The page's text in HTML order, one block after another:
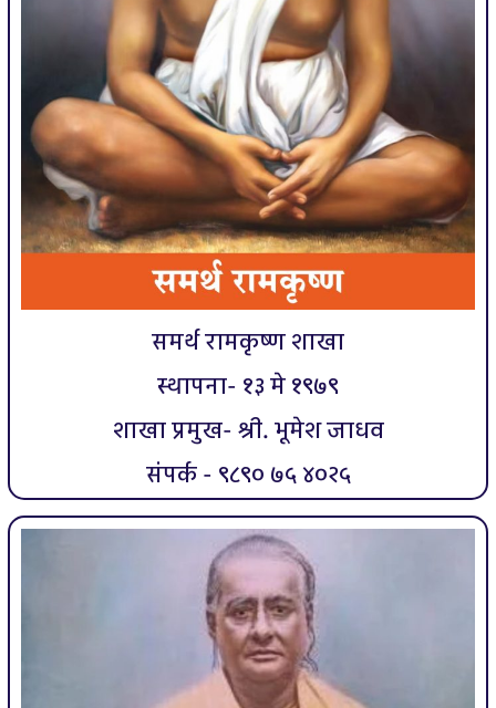
समर्थ रामकृष्ण शाखा
स्थापना- १३ मे १९७९
शाखा प्रमुख- श्री. भूमेश जाधव
संपर्क - ९८९० ७५ ४०२५